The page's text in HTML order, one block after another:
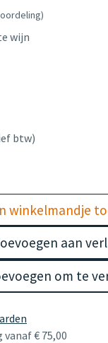
wijn
btw)
winkelmandje
om te
aan
€ 75,00